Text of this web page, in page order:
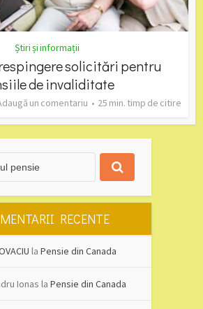
Știri și informații
solicitări pentru
de invaliditate
un comentariu 25 min. timp de citire
RECENTE
la Pensie din Canada
Ionas la Pensie din Canada